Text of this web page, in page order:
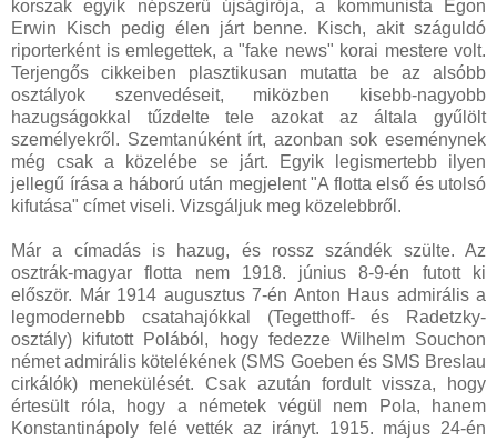
korszak egyik népszerű újságírója, a kommunista Egon
Erwin Kisch pedig élen járt benne. Kisch, akit száguldó
riporterként is emlegettek, a "fake news" korai mestere volt.
Terjengős cikkeiben plasztikusan mutatta be az alsóbb
osztályok szenvedéseit, miközben kisebb-nagyobb
hazugságokkal tűzdelte tele azokat az általa gyűlölt
személyekről. Szemtanúként írt, azonban sok eseménynek
még csak a közelébe se járt. Egyik legismertebb ilyen
jellegű írása a háború után megjelent "A flotta első és utolsó
kifutása" címet viseli. Vizsgáljuk meg közelebbről.
Már a címadás is hazug, és rossz szándék szülte. Az
osztrák-magyar flotta nem 1918. június 8-9-én futott ki
először. Már 1914 augusztus 7-én Anton Haus admirális a
legmodernebb csatahajókkal (Tegetthoff- és Radetzky-
osztály) kifutott Polából, hogy fedezze Wilhelm Souchon
német admirális kötelékének (SMS Goeben és SMS Breslau
cirkálók) menekülését. Csak azután fordult vissza, hogy
értesült róla, hogy a németek végül nem Pola, hanem
Konstantinápoly felé vették az irányt. 1915. május 24-én